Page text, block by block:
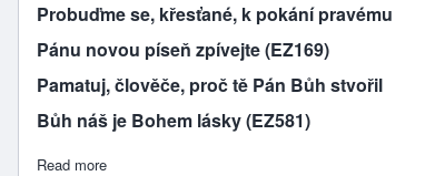
Probuďme se, křesťané, k pokání pravému
Pánu novou píseň zpívejte (EZ169)
Pamatuj, člověče, proč tě Pán Bůh stvořil
Bůh náš je Bohem lásky (EZ581)
Read more